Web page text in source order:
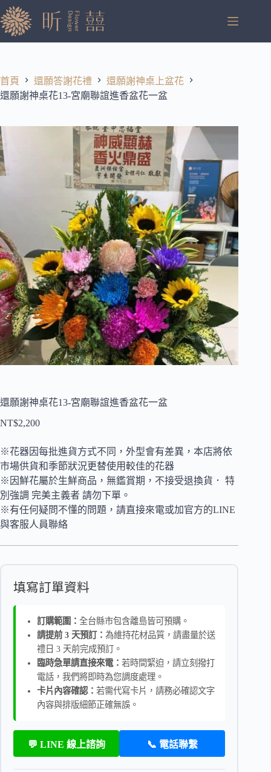
跳
至
容
首頁 還願答謝花禮
還願謝神桌上盆花
還願謝神桌花13-宮廟聯誼進香盆花一盆
還願謝神桌花13-宮廟聯誼進香盆花一盆
NT$2,200
※花器因每批進貨方式不同，外型會有差異，本店將依
市場供貨和季節狀況更替使用較佳的花器
※因鮮花屬於生鮮商品，無鑑賞期，不接受退換貨． 特
別強調 完美主義者 請勿下單。
※有任何疑問不懂的問題，請直接來電或加官方的LINE
與客服人員聯絡
填寫訂單資料
訂購範圍： 全台縣市包含離島皆可預購。
請提前 3 天預訂： 為維持花材品質，請盡量於送
禮日 3 天前完成預訂。
臨時急單請直接來電： 若時間緊迫，請立刻撥打
電話，我們將即時為您調度處理。
卡片內容確認： 若需代寫卡片，請務必確認文字
內容與排版細節正確無誤。
💬 LINE 線上諮詢 📞 電話聯繫